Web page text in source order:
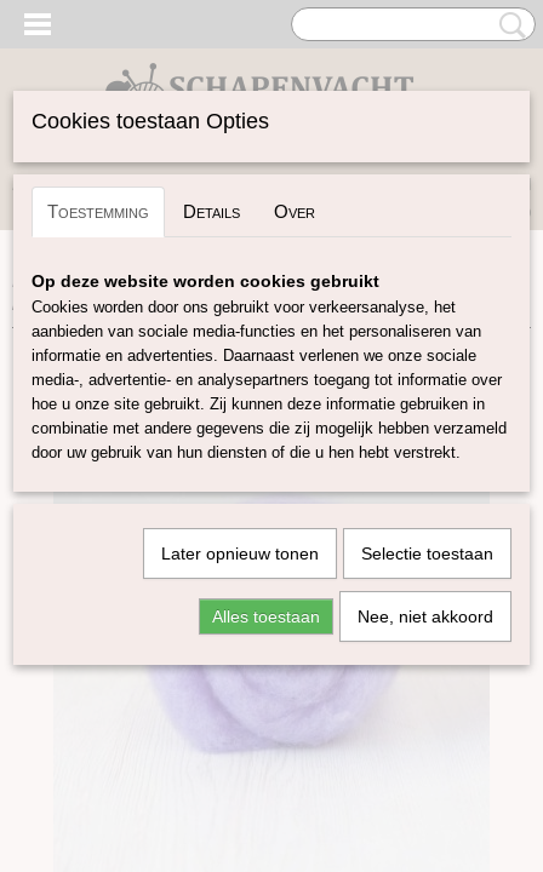
Inloggen Registreren
(0)
Home>Vilten>Kaardvlies>Gekaarde Maori wol
kaardvlies Lavender
Cookies toestaan Opties
Toestemming Details Over
Op deze website worden cookies gebruikt
Cookies worden door ons gebruikt voor verkeersanalyse, het
aanbieden van sociale media-functies en het personaliseren van
informatie en advertenties. Daarnaast verlenen we onze sociale
media-, advertentie- en analysepartners toegang tot informatie over
hoe u onze site gebruikt. Zij kunnen deze informatie gebruiken in
combinatie met andere gegevens die zij mogelijk hebben verzameld
door uw gebruik van hun diensten of die u hen hebt verstrekt.
Later opnieuw tonen Selectie toestaan
Alles toestaan Nee, niet akkoord